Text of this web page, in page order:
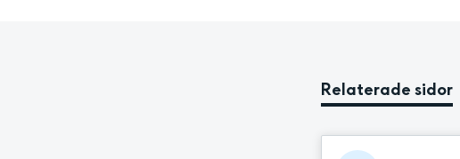
Relaterade sidor